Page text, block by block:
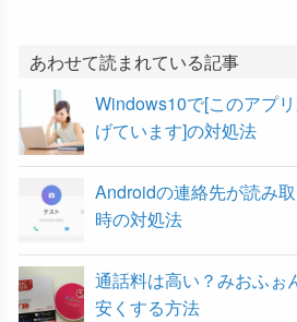
b
o
k
t
e
a
あわせて読まれている記事
Windows10で[このアプ
げています]の対処法
Androidの連絡先が読み
時の対処法
通話料は高い？みおふぉ
安くする方法